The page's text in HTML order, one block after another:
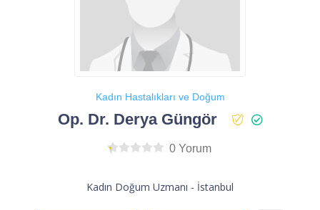
Kadın Hastalıkları ve Doğum
Op. Dr. Derya Güngör
0 Yorum
Kadın Doğum Uzmanı - İstanbul